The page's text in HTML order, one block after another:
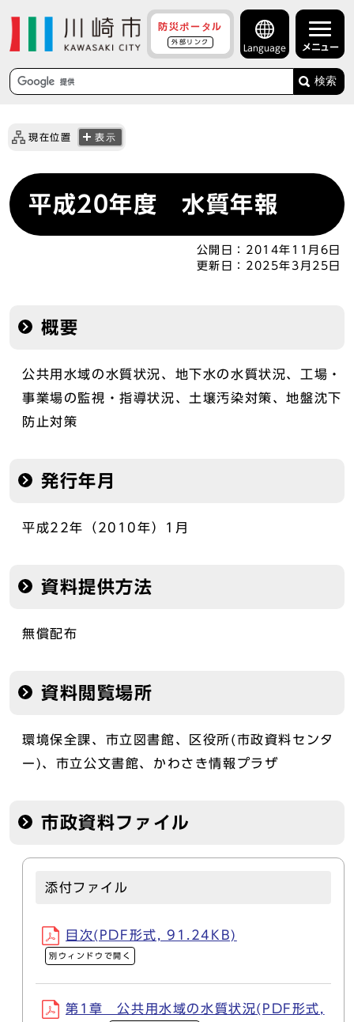
防災ポータル
外部リンク
Language メニュー
検索
現在位置 表示
平成20年度 水質年報
公開日： 2014年11月6日
更新日： 2025年3月25日
概要
公共用水域の水質状況、地下水の水質状況、工場・
事業場の監視・指導状況、土壌汚染対策、地盤沈下
防止対策
発行年月
平成22年（2010年）1月
資料提供方法
無償配布
資料閲覧場所
環境保全課、市立図書館、区役所(市政資料センタ
ー)、市立公文書館、かわさき情報プラザ
市政資料ファイル
添付ファイル
目次(PDF形式, 91.24KB)
別ウィンドウで開く
第1章 公共用水域の水質状況(PDF形式,